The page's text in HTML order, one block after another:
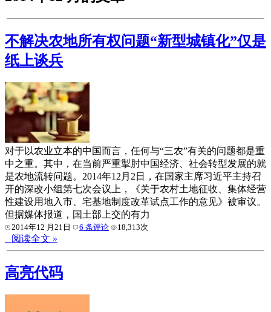
不解决农地所有权问题“新型城镇化”仅是
纸上谈兵
对于以农业立本的中国而言，任何与“三农”有关的问题都是重
中之重。其中，在当前严重掣肘中国经济、社会转型发展的就
是农地流转问题。2014年12月2日，在国家主席习近平主持召
开的深改小组第七次会议上，《关于农村土地征收、集体经营
性建设用地入市、宅基地制度改革试点工作的意见》被审议。
但据媒体报道，国土部上交的有力
2014年12 月21日 6 条评论 18,313次
阅读全文 »
高亮代码